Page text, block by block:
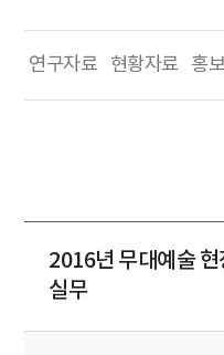
연구자료 현황자료 홍
2016년 무대예술
실무